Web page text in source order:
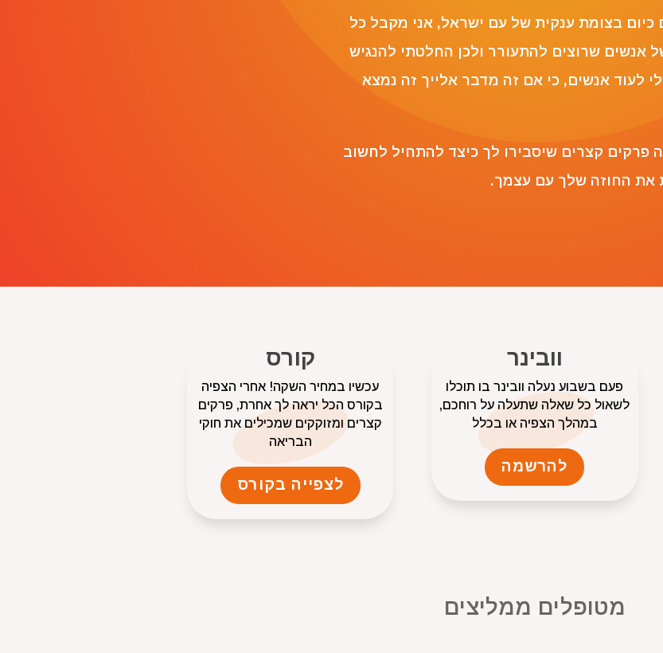
כיום בצומת ענקית של עם ישראל, אני מקבל כל
אנשים שרוצים להתעורר ולכן החלטתי להנגיש
לעוד אנשים, כי אם זה מדבר אלייך זה נמצא
פרקים קצרים שיסבירו לך כיצד להתחיל לחשוב
את החוזה שלך עם עצמך.
קורס
עכשיו במחיר השקה! אחרי הצפיה
בקורס הכל יראה לך אחרת, פרקים
קצרים ומזוקקים שמכילים את חוקי
הבריאה
לצפייה בקורס
וובינר
פעם בשבוע נעלה וובינר בו תוכלו
לשאול כל שאלה שתעלה על רוחכם,
במהלך הצפיה או בכלל
להרשמה
מטופלים ממליצים